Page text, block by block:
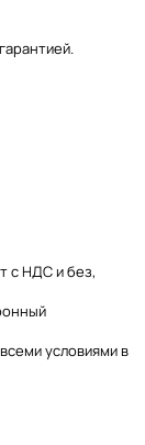
с НДС и без,
условиями в